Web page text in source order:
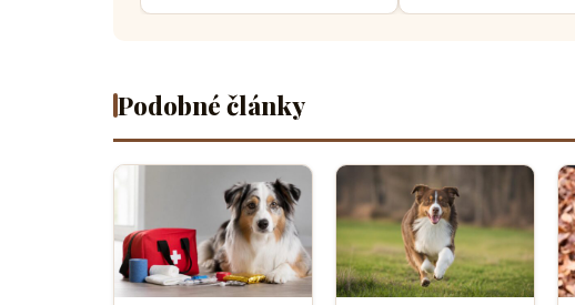
Podobné články